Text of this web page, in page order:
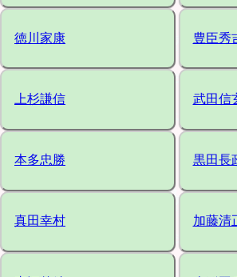
徳川家康 豊臣秀
上杉謙信 武田信
本多忠勝 黒田長
真田幸村 加藤清